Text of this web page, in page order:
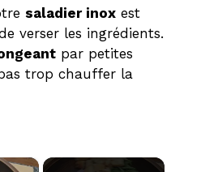
saladier inox est
verser les ingrédients.
par petites
trop chauffer la
×